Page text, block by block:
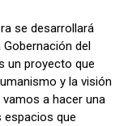
se desarrollará
del
un proyecto que
y la visión
a hacer una
que